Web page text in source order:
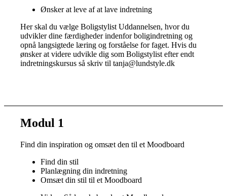
Ønsker at leve af at lave indretning
Her skal du vælge Boligstylist Uddannelsen, hvor du
udvikler dine færdigheder indenfor boligindretning og
opnå langsigtede læring og forståelse for faget. Hvis du
ønsker at videre udvikle dig som Boligstylist efter endt
indretningskursus så skriv til tanja@lundstyle.dk
Modul 1
Find din inspiration og omsæt den til et Moodboard
Find din stil
Planlægning din indretning
Omsæt din stil til et Moodboard